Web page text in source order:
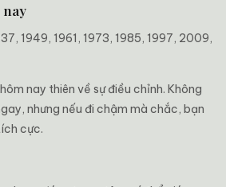
nay
1949, 1961, 1973, 1985, 1997, 2009,
nay thiên về sự điều chỉnh. Không
nhưng nếu đi chậm mà chắc, bạn
cực.